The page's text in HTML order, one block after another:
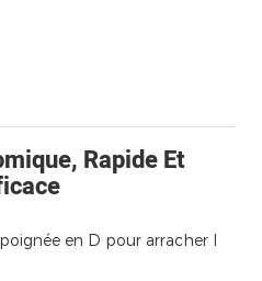
Rapide Et